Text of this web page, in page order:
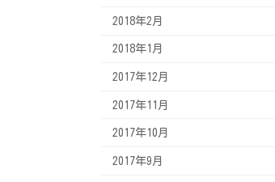
2018年2月
2018年1月
2017年12月
2017年11月
2017年10月
2017年9月